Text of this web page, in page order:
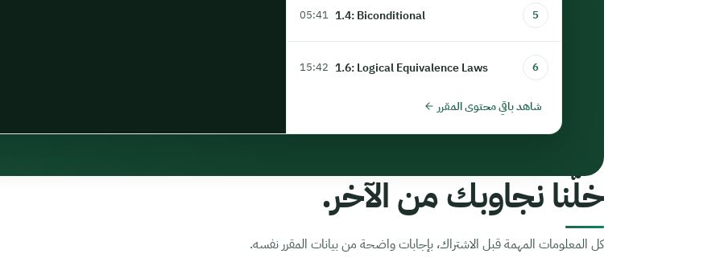
5
1.4: Biconditional
05:41
6
1.6: Logical Equivalence Laws
15:42
شاهد باقي محتوى المقرر
خلّنا نجاوبك من الآخر.
كل المعلومات المهمة قبل الاشتراك، بإجابات واضحة من بيانات المقرر نفسه.